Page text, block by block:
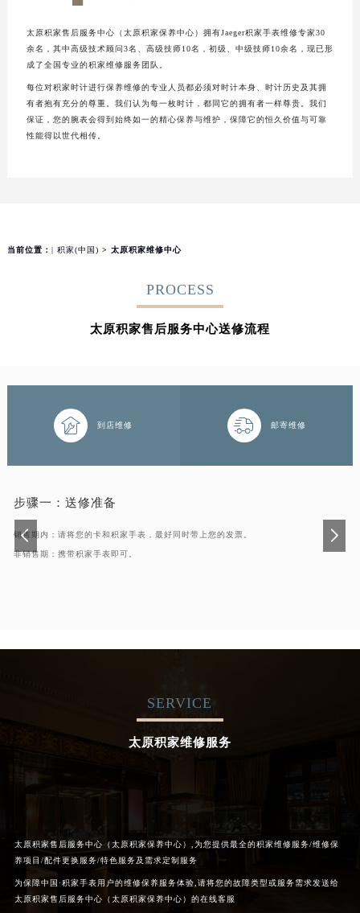
太原积家售后服务中心（太原积家保养中心）拥有Jaeger积家手表维修专家30
余名，其中高级技术顾问3名、高级技师10名，初级、中级技师10余名，现已形
成了全国专业的积家维修服务团队。
每位对积家时计进行保养维修的专业人员都必须对时计本身、时计历史及其拥
有者抱有充分的尊重。我们认为每一枚时计，都同它的拥有者一样尊贵。我们
保证，您的腕表会得到始终如一的精心保养与维护，保障它的恒久价值与可靠
性能得以世代相传。
当前位置： | 积家(中国) > 太原积家维修中心
PROCESS
太原积家售后服务中心送修流程
 到店维修  邮寄维修
步骤一： 送修准备
销售期内：请将您的卡和积家手表，最好同时带上您的发票。
非销售期：携带积家手表即可。
SERVICE
太原积家维修服务
太原积家售后服务中心（太原积家保养中心）,为您提供最全的积家维修服务/维修保
养项目/配件更换服务/特色服务及需求定制服务
为保障中国·积家手表用户的维修保养服务体验,请将您的故障类型或服务需求发送给
太原积家售后服务中心（太原积家保养中心）的在线客服